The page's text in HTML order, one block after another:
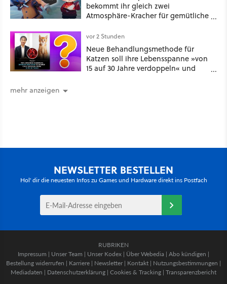
bekommt ihr gleich zwei
Atmosphäre-Kracher für gemütliche
vor 2 Stunden
Neue Behandlungsmethode für
Katzen soll ihre Lebensspanne »von
15 auf 30 Jahre verdoppeln« und
mehr anzeigen
NEWSLETTER BESTELLEN
Hol' dir die neuesten Infos zu Games und Hardware direkt ins Postfach
RUBRIKEN
Impressum | Unser Team | Unser Kodex | Über Webedia | Abo kündigen |
Bestellung widerrufen | Karriere | Newsletter | Kontakt | Nutzungsbestimmungen |
Mediadaten | Datenschutzerklärung | Cookies & Tracking | Transparenzbericht